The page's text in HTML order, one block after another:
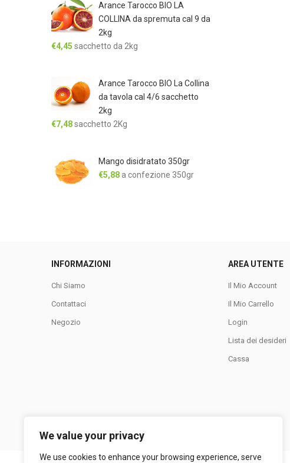
We value your privacy
We use cookies to enhance your browsing experience, serve
Arance Tarocco BIO LA
COLLINA da spremuta cal 9 da
2kg
€4,45 sacchetto da 2kg
Arance Tarocco BIO La Collina
da tavola cal 4/6 sacchetto
2kg
€7,48sacchetto 2Kg
Mango disidratato 350gr
€5,88 a confezione 350gr
INFORMAZIONI
Chi Siamo
Contattaci
Negozio
AREA UTENTE
Il Mio Account
Il Mio Carrello
Login
Lista dei desideri
Cassa
LA COLLINA SRL